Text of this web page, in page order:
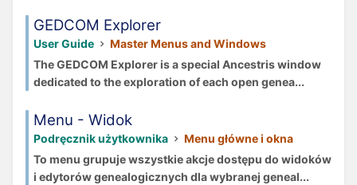
GEDCOM Explorer
User Guide
Master Menus and Windows
The GEDCOM Explorer is a special Ancestris window
dedicated to the exploration of each open genea...
Menu - Widok
Podręcznik użytkownika
Menu główne i okna
To menu grupuje wszystkie akcje dostępu do widoków
i edytorów genealogicznych dla wybranej geneal...